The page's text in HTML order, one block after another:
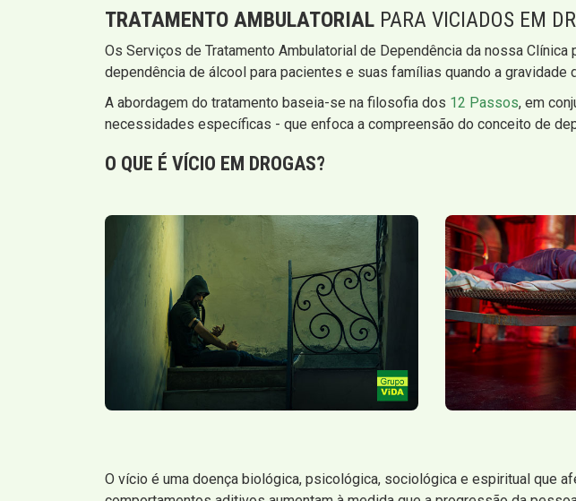
TRATAMENTO AMBULATORIAL PARA VICIADOS EM
Os Serviços de Tratamento Ambulatorial de Dependência da nossa
dependência de álcool para pacientes e suas famílias quando a gravidade
A abordagem do tratamento baseia-se na filosofia dos 12 Passos, em
necessidades específicas - que enfoca a compreensão do conceito de
O QUE É VÍCIO EM DROGAS?
O vício é uma doença biológica, psicológica, sociológica e espiritual que